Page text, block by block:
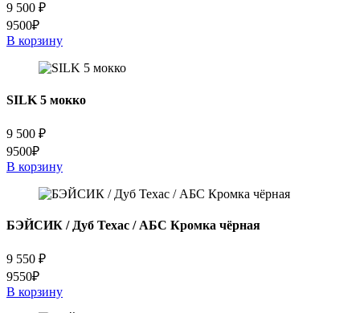
9 500 ₽
9500₽
В корзину
SILK 5 мокко
9 500 ₽
9500₽
В корзину
БЭЙСИК / Дуб Техас / АБС Кромка чёрная
9 550 ₽
9550₽
В корзину